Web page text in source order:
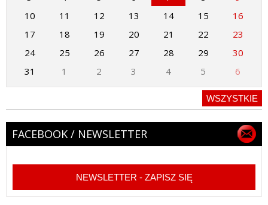
10
11 12 13 14 15
16
17
18 19 20 21 22
23
24
25 26 27 28 29
30
31
1 2 3 4 5 6
WSZYSTKIE
FACEBOOK / NEWSLETTER
NEWSLETTER - ZAPISZ SIĘ